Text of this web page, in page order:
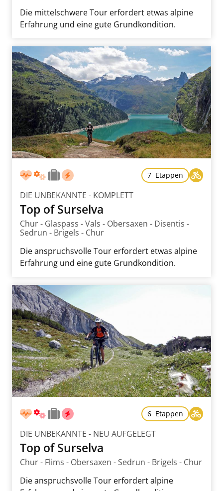
Die mittelschwere Tour erfordert etwas alpine
Erfahrung und eine gute Grundkondition.
7 Etappen
DIE UNBEKANNTE - KOMPLETT
Top of Surselva
Chur - Glaspass - Vals - Obersaxen - Disentis -
Sedrun - Brigels - Chur
Die anspruchsvolle Tour erfordert etwas alpine
Erfahrung und eine gute Grundkondition.
6 Etappen
DIE UNBEKANNTE - NEU AUFGELEGT
Top of Surselva
Chur - Flims - Obersaxen - Sedrun - Brigels - Chur
Die anspruchsvolle Tour erfordert alpine